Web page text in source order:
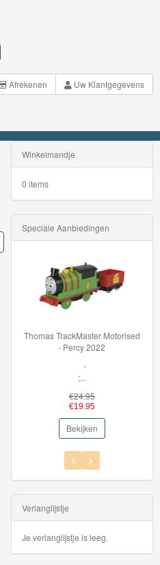
Afrekenen
Uw Klantgegevens
Winkelmandje
0 items
Speciale Aanbiedingen
Thomas TrackMaster Motorised
- Percy 2022
€24.95
€19.95
Bekijken
36002
Verlanglijstje
Je verlanglijstje is leeg.